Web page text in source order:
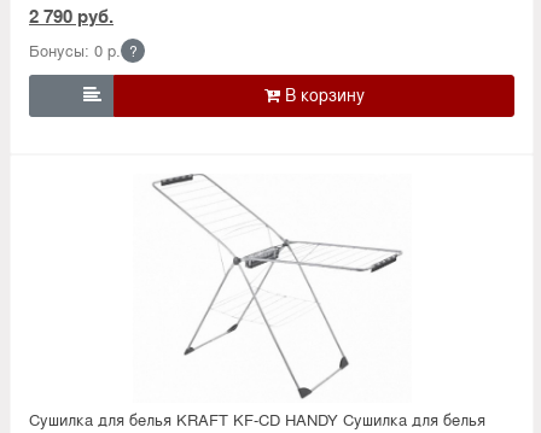
2 790 руб.
Бонусы: 0 р. ?

Сушилка для белья KRAFT KF-CD HANDY Сушилка для белья